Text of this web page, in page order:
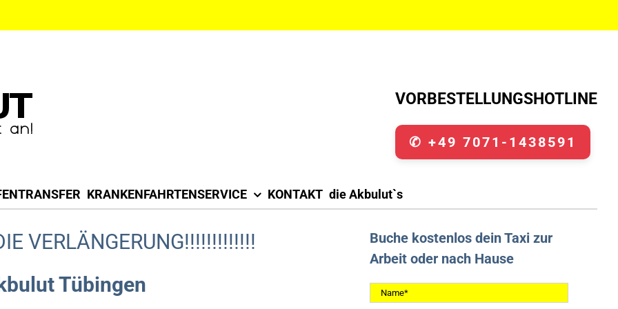
VORBESTELLUNGSHOTLINE
✆ +49 7071-1438591
KRANKENFAHRTENSERVICE KONTAKT die Akbulut`s
VERLÄNGERUNG!!!!!!!!!!!!!
Tübingen
Buche kostenlos dein Taxi zur
Arbeit oder nach Hause